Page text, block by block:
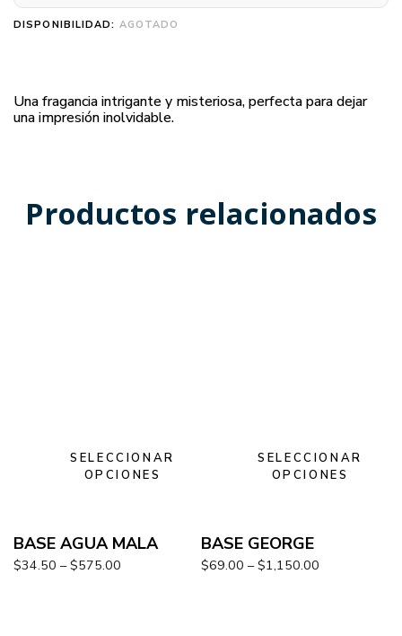
DISPONIBILIDAD: AGOTADO
Una fragancia intrigante y misteriosa, perfecta para dejar
una impresión inolvidable.
Productos relacionados
SELECCIONAR
OPCIONES
BASE AGUA MALA
$34.50 – $575.00
SELECCIONAR
OPCIONES
BASE GEORGE
$69.00 – $1,150.00